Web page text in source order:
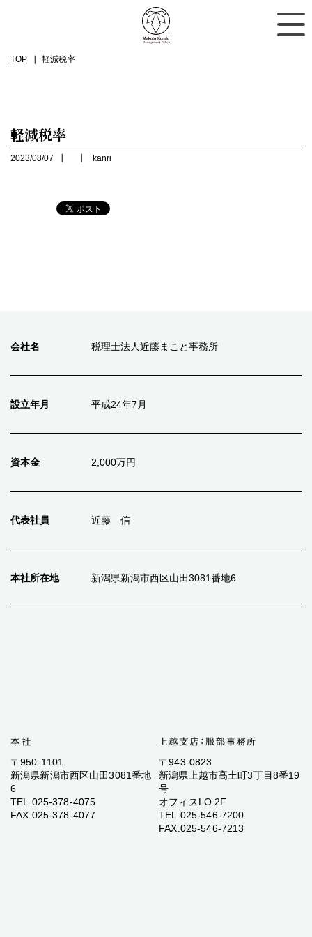
TOP 軽減税率
軽減税率
2023/08/07 kanri
会社名 税理士法人近藤まこと事務所
設立年月 平成24年7月
資本金 2,000万円
代表社員 近藤 信
本社所在地 新潟県新潟市西区山田3081番地6
〒950-1101
新潟県新潟市西区山田3081番地
6
TEL.025-378-4075
FAX.025-378-4077
〒943-0823
新潟県上越市高土町3丁目8番19
号
オフィスLO 2F
TEL.025-546-7200
FAX.025-546-7213